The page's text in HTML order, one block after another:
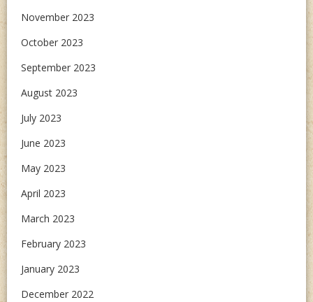
November 2023
October 2023
September 2023
August 2023
July 2023
June 2023
May 2023
April 2023
March 2023
February 2023
January 2023
December 2022